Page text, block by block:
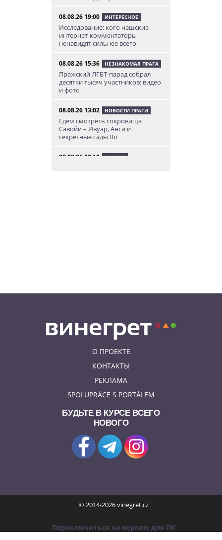
08.08.26 19:00 ИНТЕРЕСНОЕ
Исследование: кого чешские
интернет-комментаторы
ненавидят сильнее всего
08.08.26 15:36 НЕЗНАКОМАЯ ПРАГА
Пражский ЛГБТ-парад собрал
десятки тысяч участников: видео
и фото
08.08.26 13:02 НОВОСТИ ПРАГИ
Едем смотреть сокровища
Савойи – Ивуар, Анси и
секретные сады Во
08.08.26 12:10 АФИША
О ПРОЕКТЕ
КОНТАКТЫ
РЕКЛАМА
SPOLUPRÁCE S PORTÁLEM
БУДЬТЕ В КУРСЕ ВСЕГО
НОВОГО
© 2014-2026 vinegret.cz
Переключиться на версию для ПК